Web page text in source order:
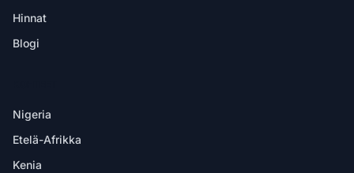
Hinnat
Blogi
Nigeria
Etelä-Afrikka
Kenia